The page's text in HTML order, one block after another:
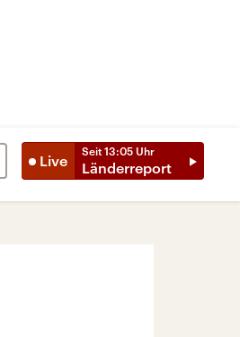
Live
Seit 13:05 Uhr
Länderreport